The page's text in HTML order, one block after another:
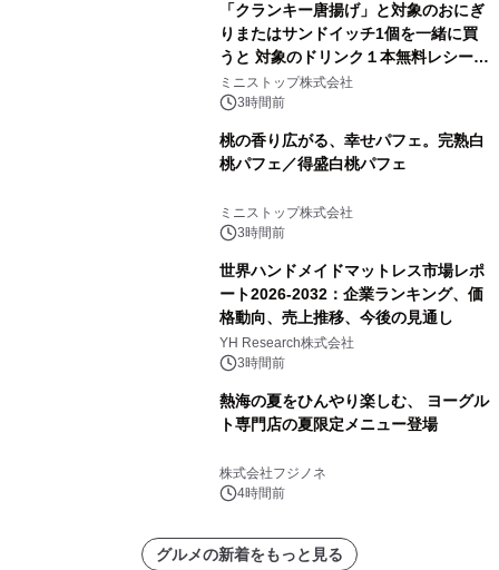
「クランキー唐揚げ」と対象のおにぎ
りまたはサンドイッチ1個を一緒に買
うと 対象のドリンク１本無料レシート
クーポンもらえる！※1
ミニストップ株式会社
3時間前
桃の香り広がる、幸せパフェ。完熟白
桃パフェ／得盛白桃パフェ
ミニストップ株式会社
3時間前
世界ハンドメイドマットレス市場レポ
ート2026-2032：企業ランキング、価
格動向、売上推移、今後の見通し
YH Research株式会社
3時間前
熱海の夏をひんやり楽しむ、 ヨーグル
ト専門店の夏限定メニュー登場
株式会社フジノネ
4時間前
グルメの新着をもっと見る